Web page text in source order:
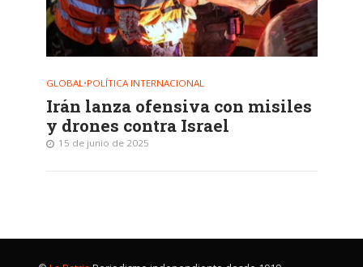
GLOBAL•POLÍTICA INTERNACIONAL
Irán lanza ofensiva con misiles
y drones contra Israel
15 de junio de 2025